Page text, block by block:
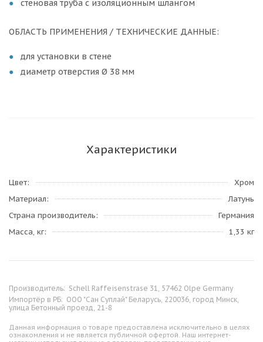
стеновая труба с изоляционным шлангом
ОБЛАСТЬ ПРИМЕНЕНИЯ / ТЕХНИЧЕСКИЕ ДАННЫЕ:
для установки в стене
диаметр отверстия Ø 38 мм
Характеристики
Цвет
Хром
Материал
Латунь
Страна производитель
Германия
Масса, кг
1,33 кг
Производитель: Schell Raffeisenstrase 31, 57462 Olpe Germany
Импортёр в РБ: ООО "Сан Суплай" Беларусь, 220036, город Минск,
улица Бетонный проезд, 21-8
Данная информация о товаре предоставлена исключительно в целях
ознакомления и не является публичной офертой. Наш интернет-